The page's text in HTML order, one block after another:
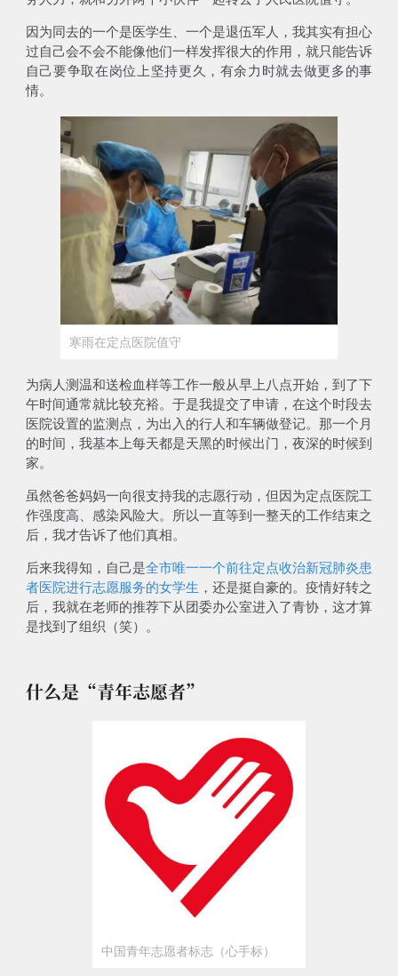
因为同去的一个是医学生、一个是退伍军人，我其实有担心
过自己会不会不能像他们一样发挥很大的作用，就只能告诉
自己要争取在岗位上坚持更久，有余力时就去做更多的事
情。
寒雨在定点医院值守
为病人测温和送检血样等工作一般从早上八点开始，到了下
午时间通常就比较充裕。于是我提交了申请，在这个时段去
医院设置的监测点，为出入的行人和车辆做登记。那一个月
的时间，我基本上每天都是天黑的时候出门，夜深的时候到
家。
虽然爸爸妈妈一向很支持我的志愿行动，但因为定点医院工
作强度高、感染风险大。所以一直等到一整天的工作结束之
后，我才告诉了他们真相。
后来我得知，自己是全市唯一一个前往定点收治新冠肺炎患
者医院进行志愿服务的女学生 ，还是挺自豪的。疫情好转之
后，我就在老师的推荐下从团委办公室进入了青协，这才算
是找到了组织（笑）。
什么是“青年志愿者”
中国青年志愿者标志（心手标）